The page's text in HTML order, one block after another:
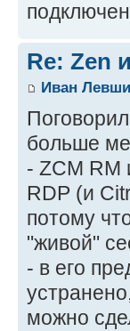
Re: Zen
Иван
больше
- ZCM RM
RDP (и
потому
"живой"
- в его
можно